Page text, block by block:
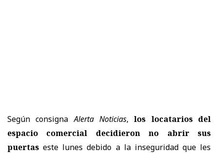
Según consignaAlerta Noticias,los locatarios del
espacio comercial decidieron no abrir sus
puertas este lunes debido a la inseguridad que les